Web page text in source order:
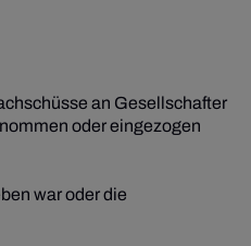
an Gesellschafter
oder eingezogen
war oder die